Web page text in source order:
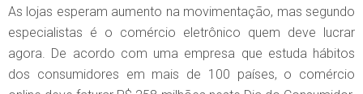
As lojas esperam aumento na movimentação, mas segundo
especialistas é o comércio eletrônico quem deve lucrar
agora. De acordo com uma empresa que estuda hábitos
dos consumidores em mais de 100 países, o comércio